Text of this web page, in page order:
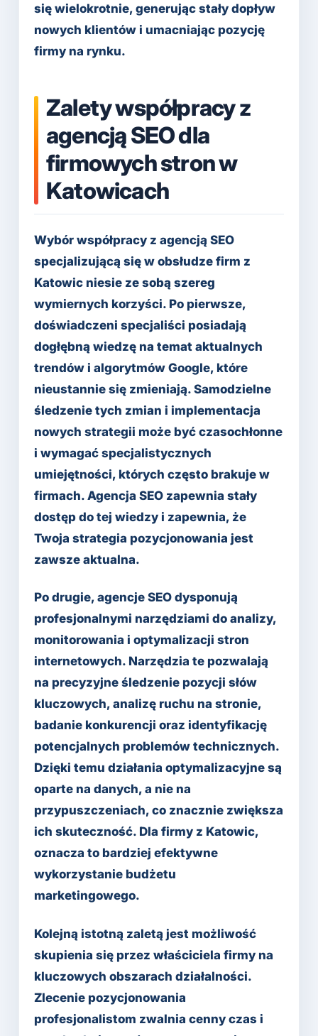
się wielokrotnie, generując stały dopływ
nowych klientów i umacniając pozycję
firmy na rynku.
Zalety współpracy z
agencją SEO dla
firmowych stron w
Katowicach
Wybór współpracy z agencją SEO
specjalizującą się w obsłudze firm z
Katowic niesie ze sobą szereg
wymiernych korzyści. Po pierwsze,
doświadczeni specjaliści posiadają
dogłębną wiedzę na temat aktualnych
trendów i algorytmów Google, które
nieustannie się zmieniają. Samodzielne
śledzenie tych zmian i implementacja
nowych strategii może być czasochłonne
i wymagać specjalistycznych
umiejętności, których często brakuje w
firmach. Agencja SEO zapewnia stały
dostęp do tej wiedzy i zapewnia, że
Twoja strategia pozycjonowania jest
zawsze aktualna.
Po drugie, agencje SEO dysponują
profesjonalnymi narzędziami do analizy,
monitorowania i optymalizacji stron
internetowych. Narzędzia te pozwalają
na precyzyjne śledzenie pozycji słów
kluczowych, analizę ruchu na stronie,
badanie konkurencji oraz identyfikację
potencjalnych problemów technicznych.
Dzięki temu działania optymalizacyjne są
oparte na danych, a nie na
przypuszczeniach, co znacznie zwiększa
ich skuteczność. Dla firmy z Katowic,
oznacza to bardziej efektywne
wykorzystanie budżetu
marketingowego.
Kolejną istotną zaletą jest możliwość
skupienia się przez właściciela firmy na
kluczowych obszarach działalności.
Zlecenie pozycjonowania
profesjonalistom zwalnia cenny czas i